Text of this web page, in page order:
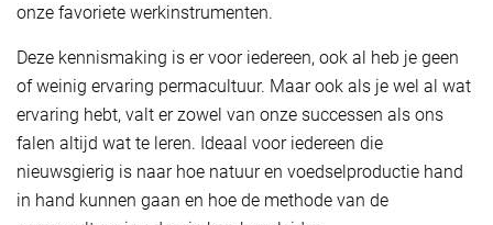
onze favoriete werkinstrumenten.
Deze kennismaking is er voor iedereen, ook al heb je geen
of weinig ervaring permacultuur. Maar ook als je wel al wat
ervaring hebt, valt er zowel van onze successen als ons
falen altijd wat te leren. Ideaal voor iedereen die
nieuwsgierig is naar hoe natuur en voedselproductie hand
in hand kunnen gaan en hoe de methode van de